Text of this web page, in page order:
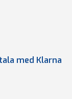
med Klarna